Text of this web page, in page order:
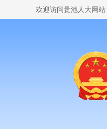
欢迎访问贵池人大网站